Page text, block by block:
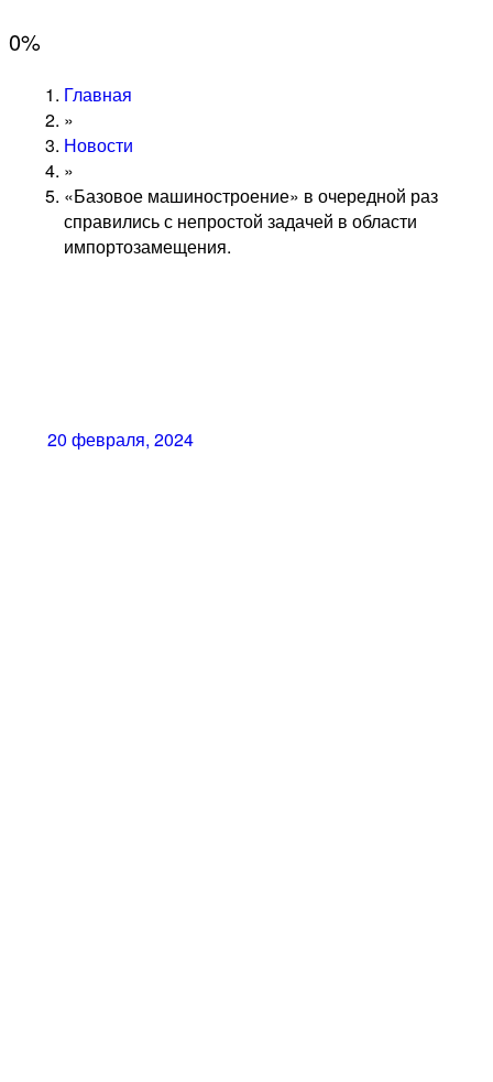
0%
Главная
»
Новости
»
«Базовое машиностроение» в очередной раз
справились с непростой задачей в области
импортозамещения.
20 февраля, 2024